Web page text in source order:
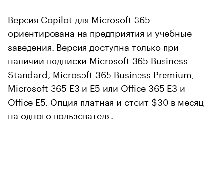
Версия Copilot для Microsoft 365
ориентирована на предприятия и учебные
заведения. Версия доступна только при
наличии подписки Microsoft 365 Business
Standard, Microsoft 365 Business Premium,
Microsoft 365 E3 и E5 или Office 365 E3 и
Office E5. Опция платная и стоит $30 в месяц
на одного пользователя.